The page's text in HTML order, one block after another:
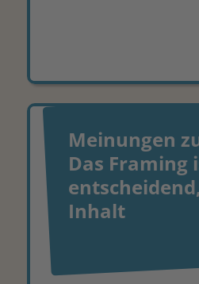
Meinungen
Das Framing
Inhalt